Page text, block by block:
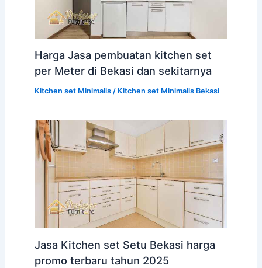
Harga Jasa pembuatan kitchen set
per Meter di Bekasi dan sekitarnya
Kitchen set Minimalis/ Kitchen set Minimalis Bekasi
Jasa Kitchen set Setu Bekasi harga
promo terbaru tahun 2025